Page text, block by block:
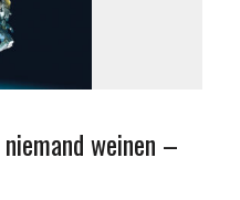
weinen –